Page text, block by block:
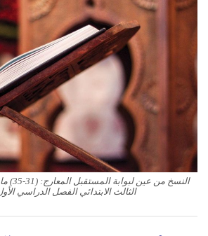
النسخ
الثالث الابتدائي الفصل الدراسي الأول 1442